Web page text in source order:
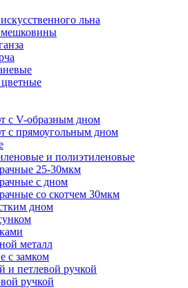
льна
с V-образным дном
с прямоугольным дном
и полиэтиленовые
25-30мкм
с дном
со скотчем 30мкм
дном
металл
с замком
и петлевой ручкой
ручкой